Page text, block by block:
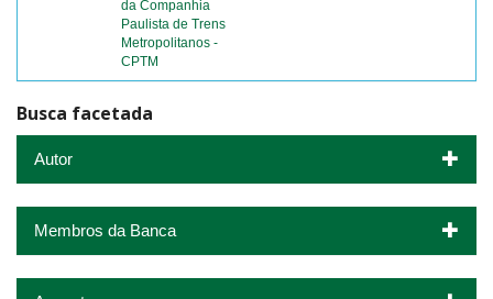
da Companhia
Paulista de Trens
Metropolitanos -
CPTM
Busca facetada
Autor
Membros da Banca